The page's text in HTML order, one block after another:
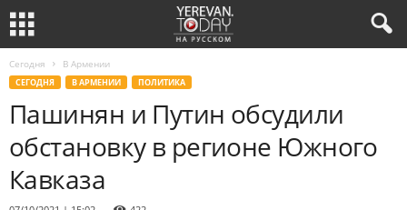
Сегодня В Армении
СЕГОДНЯ В АРМЕНИИ ПОЛИТИКА
Пашинян и Путин обсудили
обстановку в регионе Южного
Кавказа